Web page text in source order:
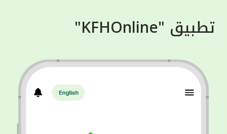
تطبيق "KFHOnline"